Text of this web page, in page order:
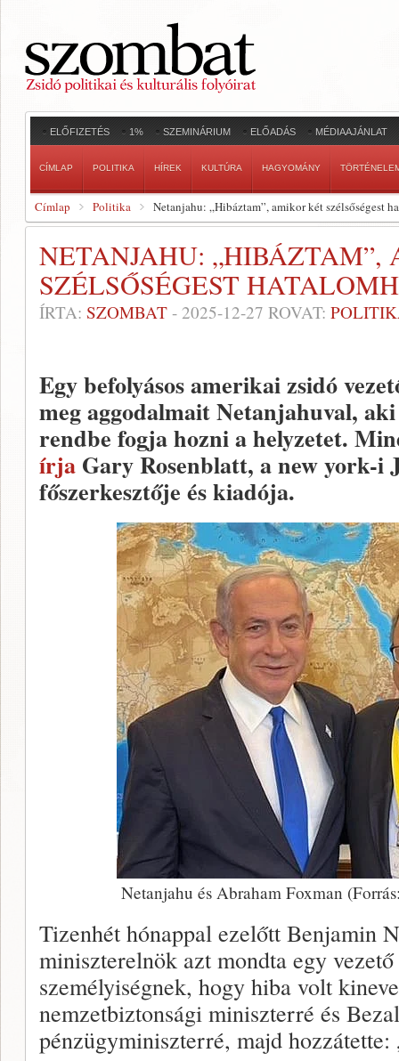
ELŐFIZETÉS 1% SZEMINÁRIUM ELŐADÁS MÉDIAAJÁNLAT
CÍMLAP POLITIKA HÍREK KULTÚRA HAGYOMÁNY
Címlap Politika Netanjahu: „Hibáztam”, amikor két szélsőségest
NETANJAHU: „HIBÁZTAM”,
SZÉLSŐSÉGEST
ÍRTA: SZOMBAT - 2025-12-27 ROVAT:
Egy befolyásos amerikai zsidó
meg aggodalmait Netanjahuval,
rendbe fogja hozni a helyzetet.
írja Gary Rosenblatt, a new york-i
főszerkesztője és kiadója.
Netanjahu és Abraham Foxman
Tizenhét hónappal ezelőtt Benjamin
miniszterelnök azt mondta egy
személyiségnek, hogy hiba volt
nemzetbiztonsági miniszterré és
pénzügyminiszterré, majd hozzátette: